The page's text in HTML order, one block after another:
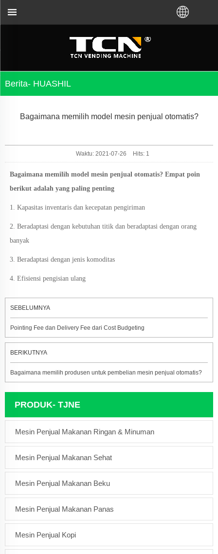
Berita- HUASHIL
Bagaimana memilih model mesin penjual otomatis?
Waktu: 2021-07-26 Hits: 1
Bagaimana memilih model mesin penjual otomatis? Empat poin
berikut adalah yang paling penting
1. Kapasitas inventaris dan kecepatan pengiriman
2. Beradaptasi dengan kebutuhan titik dan beradaptasi dengan orang
banyak
3. Beradaptasi dengan jenis komoditas
4. Efisiensi pengisian ulang
SEBELUMNYA
Pointing Fee dan Delivery Fee dari Cost Budgeting
BERIKUTNYA
Bagaimana memilih produsen untuk pembelian mesin penjual otomatis?
PRODUK- TJNE
Mesin Penjual Makanan Ringan & Minuman
Mesin Penjual Makanan Sehat
Mesin Penjual Makanan Beku
Mesin Penjual Makanan Panas
Mesin Penjual Kopi
Anda untuk panduan dan pemecahan masalah